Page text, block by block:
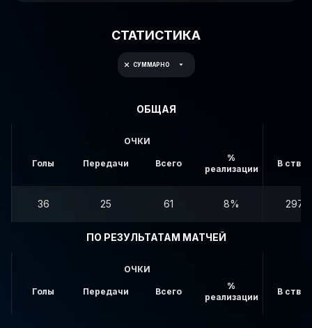
СТАТИСТИКА
СУММАРНО
ОБЩАЯ
ОЧКИ
Голы Передачи Всего
%
реализации
В створ
36 25 61 8% 297
ПО РЕЗУЛЬТАТАМ МАТЧЕЙ
ОЧКИ
Голы Передачи Всего
%
реализации
В створ